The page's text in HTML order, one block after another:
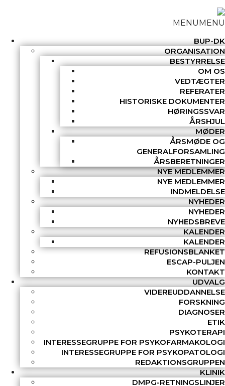
MENUMENU
BUP-DK
ORGANISATION
BESTYRRELSE
OM OS
VEDTÆGTER
REFERATER
HISTORISKE DOKUMENTER
HØRINGSSVAR
ÅRSHJUL
MØDER
ÅRSMØDE OG
GENERALFORSAMLING
ÅRSBERETNINGER
NYE MEDLEMMER
NYE MEDLEMMER
INDMELDELSE
NYHEDER
NYHEDER
NYHEDSBREVE
KALENDER
KALENDER
REFUSIONSBLANKET
ESCAP-PULJEN
KONTAKT
UDVALG
VIDEREUDDANNELSE
FORSKNING
DIAGNOSER
ETIK
PSYKOTERAPI
INTERESSEGRUPPE FOR PSYKOFARMAKOLOGI
INTERESSEGRUPPE FOR PSYKOPATOLOGI
REDAKTIONSGRUPPEN
KLINIK
DMPG-RETNINGSLINJER